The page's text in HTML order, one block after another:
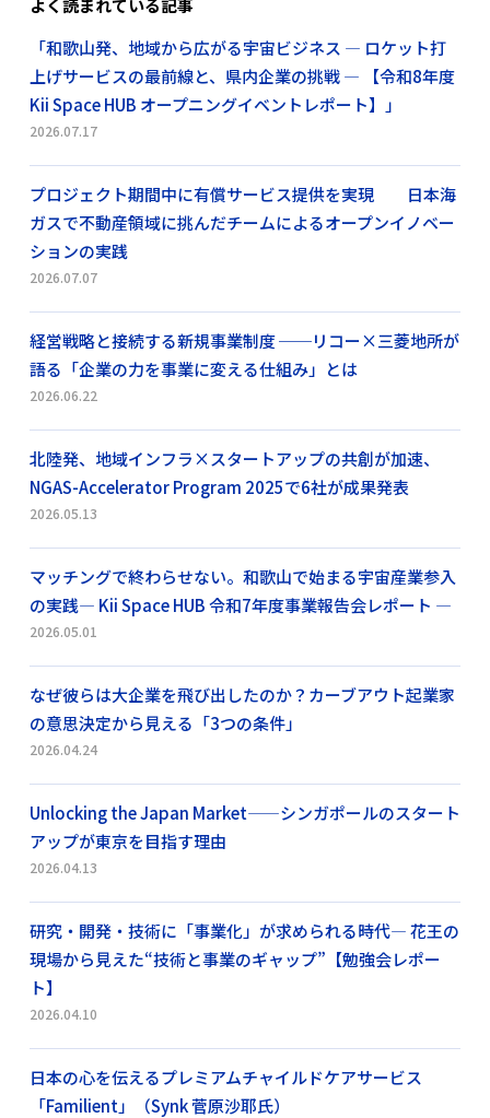
よく読まれている記事
「和歌山発、地域から広がる宇宙ビジネス ― ロケット打
上げサービスの最前線と、県内企業の挑戦 ― 【令和8年度
Kii Space HUB オープニングイベントレポート】」
2026.07.17
プロジェクト期間中に有償サービス提供を実現 日本海
ガスで不動産領域に挑んだチームによるオープンイノベー
ションの実践
2026.07.07
経営戦略と接続する新規事業制度 ──リコー×三菱地所が
語る「企業の力を事業に変える仕組み」とは
2026.06.22
北陸発、地域インフラ×スタートアップの共創が加速、
NGAS-Accelerator Program 2025で6社が成果発表
2026.05.13
マッチングで終わらせない。和歌山で始まる宇宙産業参入
の実践― Kii Space HUB 令和7年度事業報告会レポート ―
2026.05.01
なぜ彼らは大企業を飛び出したのか？カーブアウト起業家
の意思決定から見える「3つの条件」
2026.04.24
Unlocking the Japan Market——シンガポールのスタート
アップが東京を目指す理由
2026.04.13
研究・開発・技術に「事業化」が求められる時代― 花王の
現場から見えた“技術と事業のギャップ”【勉強会レポー
ト】
2026.04.10
日本の心を伝えるプレミアムチャイルドケアサービス
「Familient」（Synk 菅原沙耶氏）